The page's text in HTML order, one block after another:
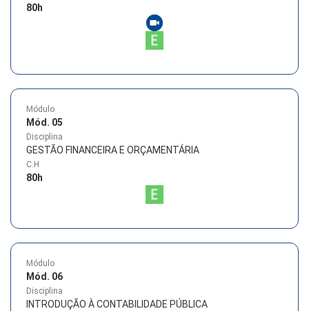
80h
Módulo
Mód. 05
Disciplina
GESTÃO FINANCEIRA E ORÇAMENTÁRIA
C.H
80h
Módulo
Mód. 06
Disciplina
INTRODUÇÃO À CONTABILIDADE PÚBLICA